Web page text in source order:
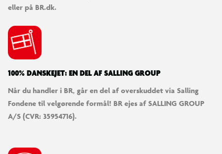
eller på BR.dk.
100% DANSKEJET: EN DEL AF SALLING GROUP
Når du handler i BR, går en del af overskuddet via Salling
Fondene til velgørende formål! BR ejes af SALLING GROUP
A/S (CVR: 35954716).